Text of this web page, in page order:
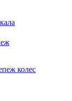
колес